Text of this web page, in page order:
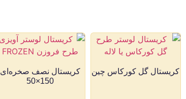
کریستال گل کورکاس چین
کریستال نصف صخره‌ای
150×50